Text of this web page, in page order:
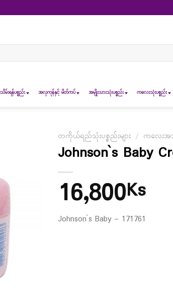
းရန်ပစ္စည်း အလှကုန်နှင့် မိတ်ကပ် အမျိုးသားသုံးပစ္စည်း ကလေးသုံးပစ္စည်း
တကိုယ်ရည်သုံးပစ္စည်းများ / ကလေးအသုံ
Johnson`s Baby
16,800Ks
Johnson`s Baby – 171761